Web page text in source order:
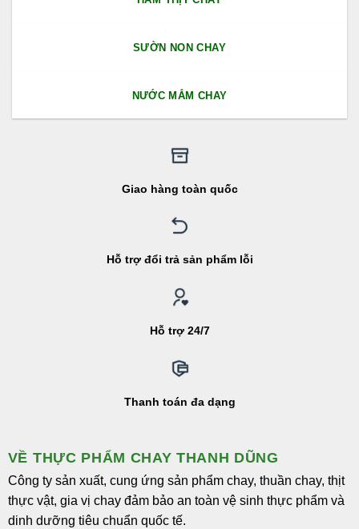
SƯỜN NON CHAY
NƯỚC MẮM CHAY
Giao hàng toàn quốc
Hỗ trợ đổi trả sản phẩm lỗi
Hỗ trợ 24/7
Thanh toán đa dạng
VỀ THỰC PHẨM CHAY THANH DŨNG
Công ty sản xuất, cung ứng sản phẩm chay, thuần chay, thịt
thực vật, gia vị chay đảm bảo an toàn vệ sinh thực phẩm và
dinh dưỡng tiêu chuẩn quốc tế.